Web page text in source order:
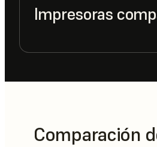
Impresoras
Comparación